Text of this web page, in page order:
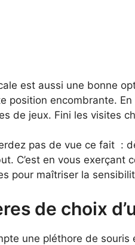
est aussi une bonne
position encombrante.
de jeux. Fini les visites
pas de vue ce fait :
C’est en vous exerçant
pour maîtriser la
de choix
une pléthore de